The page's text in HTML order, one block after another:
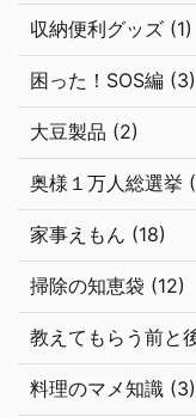
収納便利グッズ (1)
困った！SOS編 (3)
大豆製品 (2)
奥様１万人総選挙
家事えもん (18)
掃除の知恵袋 (12)
教えてもらう前と
料理のマメ知識 (3)